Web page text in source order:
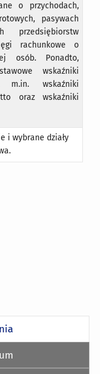
o przychodach,
pasywach
przedsiębiorstw
rachunkowe o
osób. Ponadto,
wskaźniki
m.in. wskaźniki
oraz wskaźniki
i wybrane działy